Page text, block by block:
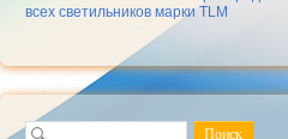
всех светильников марки TLM